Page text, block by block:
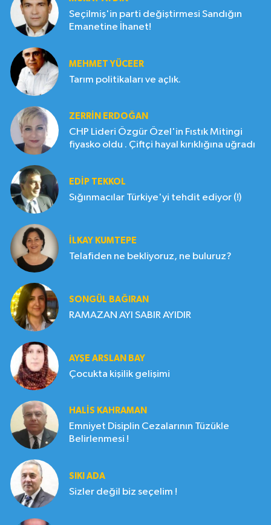
Seçilmiş'in parti değiştirmesi Sandığın
Emanetine İhanet!
MEHMET YÜCEER
Tarım politikaları ve açlık.
ZERRIN ERDOĞAN
CHP Lideri Özgür Özel'in Fıstık Mitingi
fiyasko oldu . Çiftçi hayal kırıklığına uğradı
EDIP TEKKOL
Sığınmacılar Türkiye'yi tehdit ediyor (!)
İLKAY KUMTEPE
Telafiden ne bekliyoruz, ne buluruz?
SONGÜL BAĞIRAN
RAMAZAN AYI SABIR AYIDIR
AYŞE ARSLAN BAY
Çocukta kişilik gelişimi
HALIS KAHRAMAN
Emniyet Disiplin Cezalarının Tüzükle
Belirlenmesi !
SIKI ADA
Sizler değil biz seçelim !